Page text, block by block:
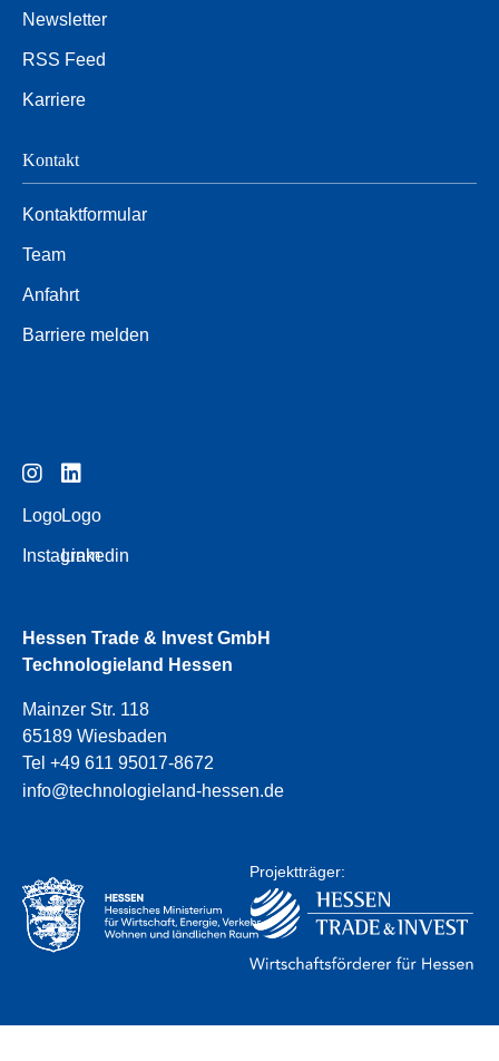
Newsletter
RSS Feed
Karriere
Kontakt
Kontaktformular
Team
Anfahrt
Barriere melden
Logo
Instagram
Logo
Linkedin
Hessen Trade & Invest GmbH
Technologieland Hessen
Mainzer Str. 118
65189 Wiesbaden
Tel +49 611 95017-8672
info@technologieland-hessen.de
Projektträger: